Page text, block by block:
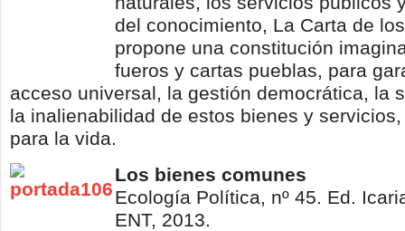
del conocimiento, La Carta de
propone una constitución
fueros y cartas pueblas, para
acceso universal, la gestión democrática, la
la inalienabilidad de estos bienes y
para la vida.
Los bienes comunes
Ecología Política, nº 45. Ed.
ENT, 2013.